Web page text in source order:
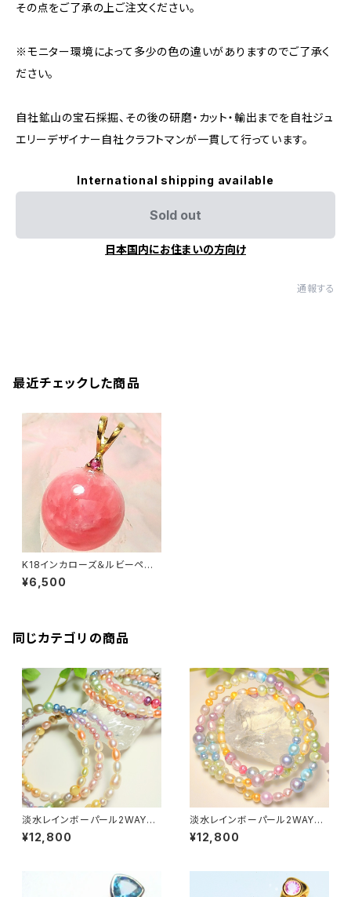
その点をご了承の上ご注文ください。
※モニター環境によって多少の色の違いがありますのでご了承く
ださい。
自社鉱山の宝石採掘、その後の研磨・カット・輸出までを自社ジュ
エリーデザイナー自社クラフトマンが一貫して行っています。
International shipping available
Sold out
日本国内にお住まいの方向け
通報する
最近チェックした商品
K18インカローズ＆ルビーペン
ダントトップ〜恋愛&愛情〜
¥6,500
同じカテゴリの商品
淡水レインボーパール2WAYネ
ックレス&ブレスレット〜全体運
アップ〜
¥12,800
淡水レインボーパール2WAYネ
ックレス&ブレスレット〜全体運
アップ〜
¥12,800